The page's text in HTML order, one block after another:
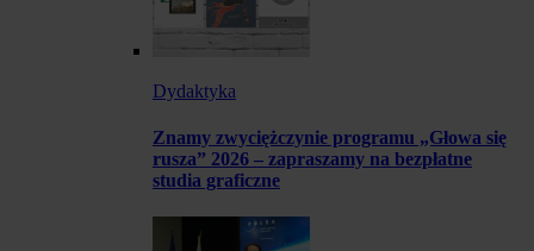
Dydaktyka
Znamy zwyciężczynie programu „Głowa się
rusza” 2026 – zapraszamy na bezpłatne
studia graficzne